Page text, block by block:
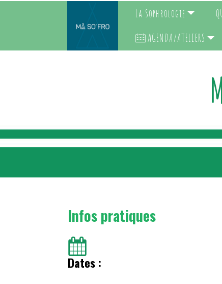
La Sophrologie
AGENDA/ATELIERS
Infos pratiques
Dates :